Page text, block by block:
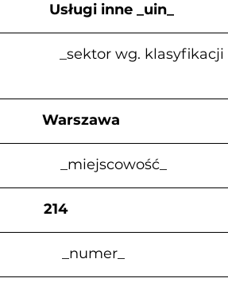
Usługi inne _uin_
_sektor wg.
Warszawa
_miejscowość_
214
_numer_